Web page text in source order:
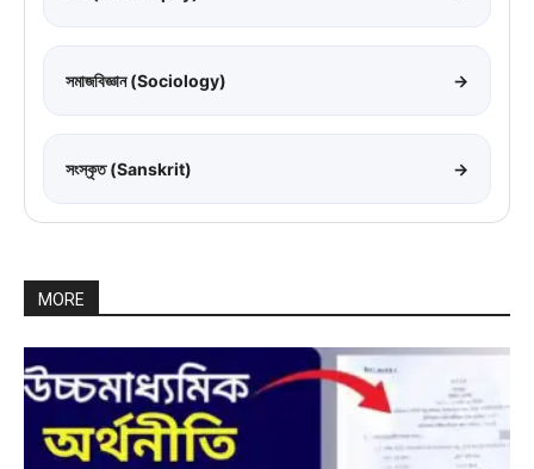
সমাজবিজ্ঞান (Sociology) →
সংস্কৃত (Sanskrit) →
MORE